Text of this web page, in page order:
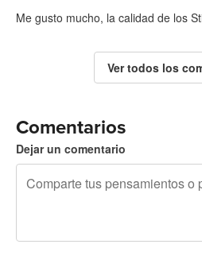
Me gusto mucho, la calidad de los
Ver todos los
Comentarios
Dejar un comentario